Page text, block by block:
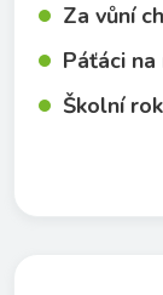
Za vůní
Páťáci
Školní